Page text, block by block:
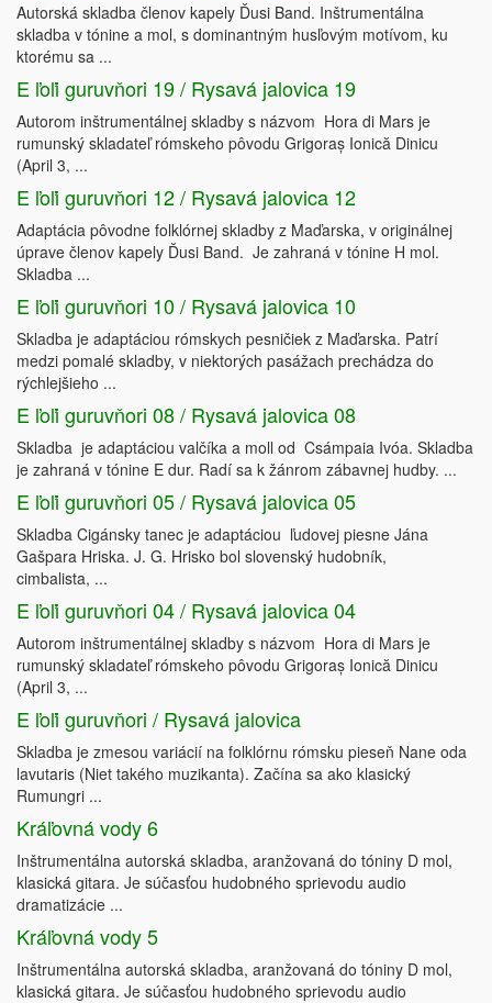
Autorská skladba členov kapely Ďusi Band. Inštrumentálna
skladba v tónine a mol, s dominantným husľovým motívom, ku
ktorému sa ...
E ľoľi guruvňori 19 / Rysavá jalovica 19
Autorom inštrumentálnej skladby s názvom Hora di Mars je
rumunský skladateľ rómskeho pôvodu Grigoraș Ionică Dinicu
(April 3, ...
E ľoľi guruvňori 12 / Rysavá jalovica 12
Adaptácia pôvodne folklórnej skladby z Maďarska, v originálnej
úprave členov kapely Ďusi Band. Je zahraná v tónine H mol.
Skladba ...
E ľoľi guruvňori 10 / Rysavá jalovica 10
Skladba je adaptáciou rómskych pesničiek z Maďarska. Patrí
medzi pomalé skladby, v niektorých pasážach prechádza do
rýchlejšieho ...
E ľoľi guruvňori 08 / Rysavá jalovica 08
Skladba je adaptáciou valčíka a moll od Csámpaia Ivóa. Skladba
je zahraná v tónine E dur. Radí sa k žánrom zábavnej hudby. ...
E ľoľi guruvňori 05 / Rysavá jalovica 05
Skladba Cigánsky tanec je adaptáciou ľudovej piesne Jána
Gašpara Hriska. J. G. Hrisko bol slovenský hudobník,
cimbalista, ...
E ľoľi guruvňori 04 / Rysavá jalovica 04
Autorom inštrumentálnej skladby s názvom Hora di Mars je
rumunský skladateľ rómskeho pôvodu Grigoraș Ionică Dinicu
(April 3, ...
E ľoľi guruvňori / Rysavá jalovica
Skladba je zmesou variácií na folklórnu rómsku pieseň Nane oda
lavutaris (Niet takého muzikanta). Začína sa ako klasický
Rumungri ...
Kráľovná vody 6
Inštrumentálna autorská skladba, aranžovaná do tóniny D mol,
klasická gitara. Je súčasťou hudobného sprievodu audio
dramatizácie ...
Kráľovná vody 5
Inštrumentálna autorská skladba, aranžovaná do tóniny D mol,
klasická gitara. Je súčasťou hudobného sprievodu audio